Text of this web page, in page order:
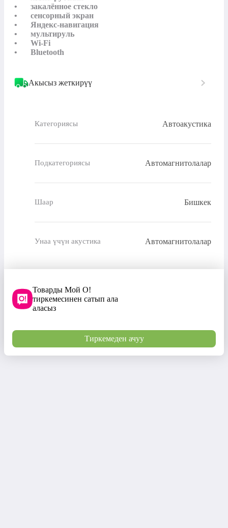
•	закалённое стекло
•	сенсорный экран
•	Яндекс-навигация
•	мультируль
•	Wi-Fi
•	Bluetooth
Акысыз жеткирүү
Категориясы Автоакустика
Подкатегориясы Автомагнитолалар
Шаар Бишкек
Унаа үчүн акустика Автомагнитолалар
Товарды Мой О!
тиркемесинен сатып ала
аласыз
Тиркемеден ачуу